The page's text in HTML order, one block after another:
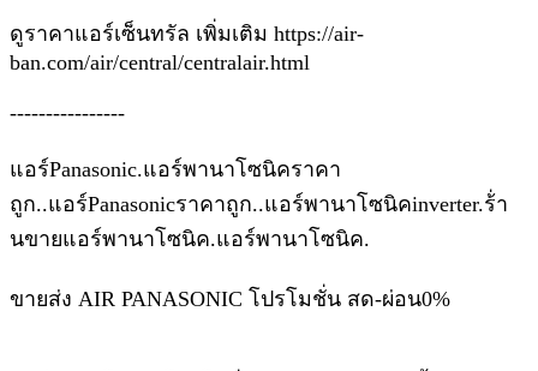
ดูราคาแอร์เซ็นทรัล เพิ่มเติม https://air-
ban.com/air/central/centralair.html
----------------
แอร์Panasonic.แอร์พานาโซนิคราคา
ถูก..แอร์Panasonicราคาถูก..แอร์พานาโซนิคinverter.ร้่า
นขายแอร์พานาโซนิค.แอร์พานาโซนิค.
ขายส่ง AIR PANASONIC โปรโมชั่น สด-ผ่อน0%